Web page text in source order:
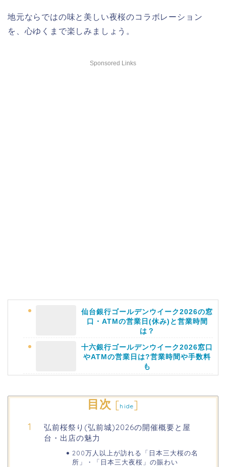
地元ならではの味と美しい夜桜のコラボレーション
を、心ゆくまで楽しみましょう。
Sponsored Links
仙台銀行ゴールデンウイーク2026の窓
口・ATMの営業日(休み)と営業時間
は？
十六銀行ゴールデンウイーク2026窓口
やATMの営業日は?営業時間や手数料
も
静岡銀行ゴールデンウィーク2026の営
業日や休みは?ATM手数料も調査!
千葉銀行ゴールデンウィーク2026の
ATMの営業日(休み)まとめ!
目次 [hide]
弘前桜祭り(弘前城)2026の開催概要と屋
台・出店の魅力
200万人以上が訪れる「日本三大桜の名
所」・「日本三大夜桜」の賑わい